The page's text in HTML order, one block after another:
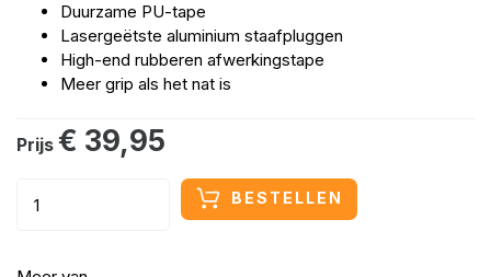
Duurzame PU-tape
Lasergeëtste aluminium staafpluggen
High-end rubberen afwerkingstape
Meer grip als het nat is
Prijs € 39,95
BESTELLEN